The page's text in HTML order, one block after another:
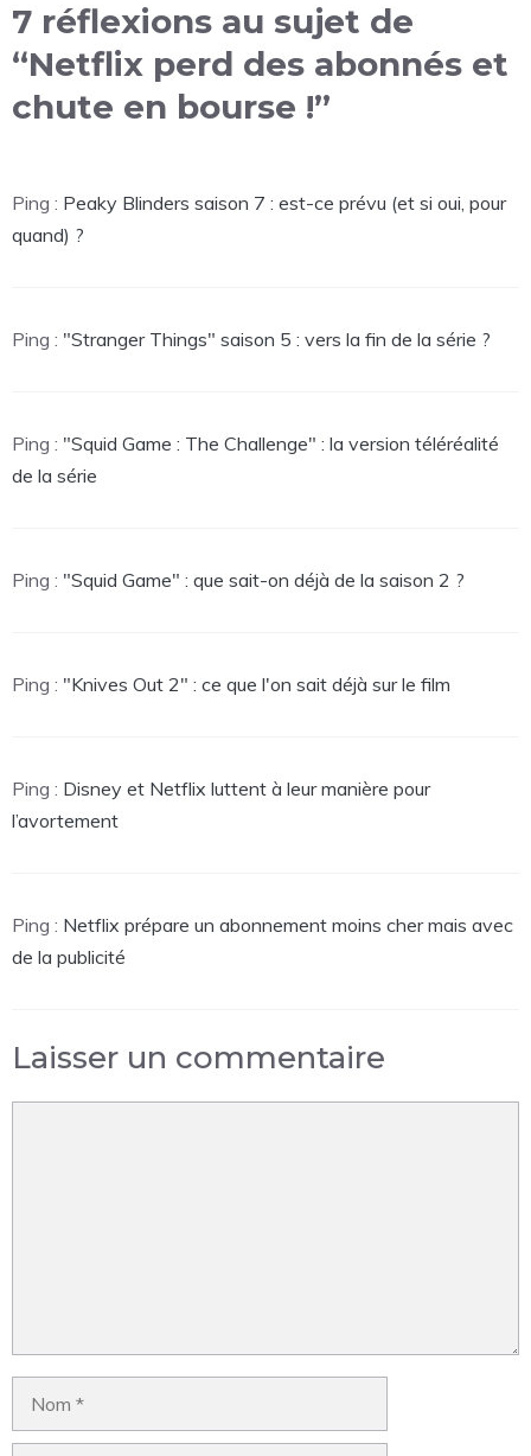
7 réflexions au sujet de
“Netflix perd des abonnés et
chute en bourse !”
Ping : Peaky Blinders saison 7 : est-ce prévu (et si oui, pour
quand) ?
Ping : "Stranger Things" saison 5 : vers la fin de la série ?
Ping : "Squid Game : The Challenge" : la version téléréalité
de la série
Ping : "Squid Game" : que sait-on déjà de la saison 2 ?
Ping : "Knives Out 2" : ce que l'on sait déjà sur le film
Ping : Disney et Netflix luttent à leur manière pour
l’avortement
Ping : Netflix prépare un abonnement moins cher mais avec
de la publicité
Laisser un commentaire